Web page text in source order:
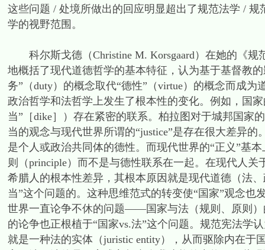
这些问题 / 处境所做出的回应明显超出了规范法学 /
学的视野范围。
科尔斯戈德（Christine M. Korsgaard）在她的《规
地概括了现代道德哲学的基本特征，认为基于基督教
务”（duty）的概念取代“德性”（virtue）的概念而成
政治哲学和法哲学上发生了根本性的变化。例如，国
当”［dike］）存在紧密的联系。柏拉图对于城邦国家
当的观念与现代世界所谓的“justice”是存在很大差异
是个人或政治共同体的德性。而现代世界的“正义”基
则（principle）而不是与德性联系在一起。在现代人
希腊人的根本性差异，其根本原因就是现代道德（法
当”这个问题的。这种思维范式的转变使“国家”观念
世界一直论争不休的问题——国家与法（规则、原则
的论争也正根植于“国家vs.法”这个问题。规范宪法学
就是一种法的实体（juristic entity），从而驱除内在于